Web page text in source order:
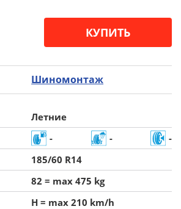
КУПИТЬ
Шиномонтаж
Летние
- -
-
185/60 R14
82 = max 475 kg
H = max 210 km/h